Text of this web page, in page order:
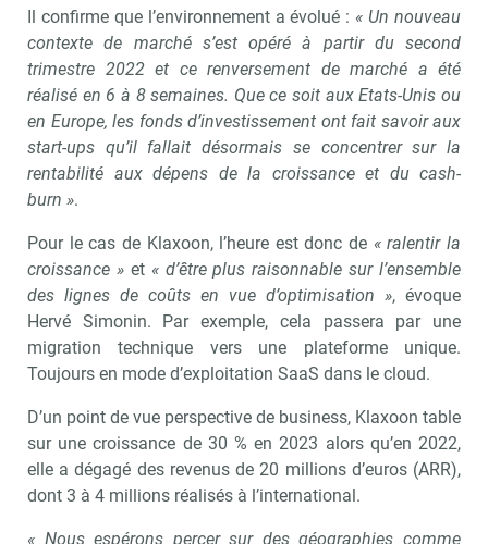
Il confirme que l’environnement a évolué : « Un nouveau
contexte de marché s’est opéré à partir du second
trimestre 2022 et ce renversement de marché a été
réalisé en 6 à 8 semaines. Que ce soit aux Etats-Unis ou
en Europe, les fonds d’investissement ont fait savoir aux
start-ups qu’il fallait désormais se concentrer sur la
rentabilité aux dépens de la croissance et du cash-
burn ».
Pour le cas de Klaxoon, l’heure est donc de « ralentir la
croissance »et « d’être plus raisonnable sur l’ensemble
des lignes de coûts en vue d’optimisation », évoque
Hervé Simonin. Par exemple, cela passera par une
migration technique vers une plateforme unique.
Toujours en mode d’exploitation SaaS dans le cloud.
D’un point de vue perspective de business, Klaxoon table
sur une croissance de 30 % en 2023 alors qu’en 2022,
elle a dégagé des revenus de 20 millions d’euros (ARR),
dont 3 à 4 millions réalisés à l’international.
« Nous espérons percer sur des géographies comme